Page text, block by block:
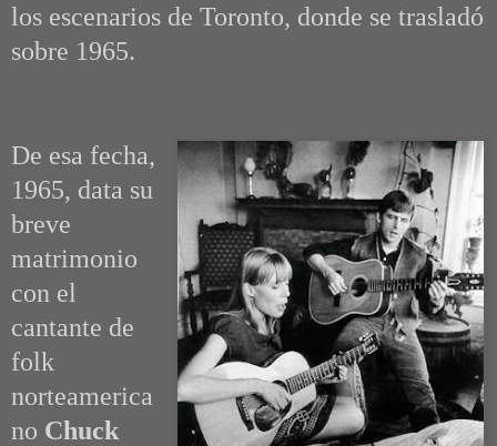
los escenarios de Toronto, donde se trasladó
sobre 1965.
De esa fecha,
1965, data su
breve
matrimonio
con el
cantante de
folk
norteamerica
no Chuck